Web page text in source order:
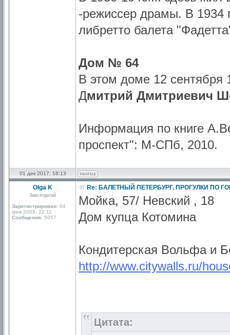
-режиссер драмы. В 1934
либретто балета
Дом № 64
В этом доме 12 сентября
Дмитрий Дмитриевич
Информация по книге
проспект": М-СПб, 2010.
01 дек 2017, 18:13
Olga K
Завсегдатай
Зарегистрирован: 04
фев 2009, 22:11
Сообщения: 5057
Re: БАЛЕТНЫЙ ПЕТЕРБУРГ. ПРОГУЛКИ ПО
Мойка, 57/ Невский , 18
Дом купца Котомина
Кондитерская Вольфа и
http://www.citywalls.ru/
Цитата: